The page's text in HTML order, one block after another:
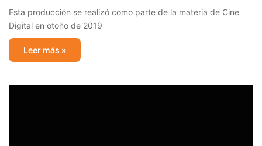
Esta producción se realizó como parte de la materia de Cine
Digital en otoño de 2019
Leer más »